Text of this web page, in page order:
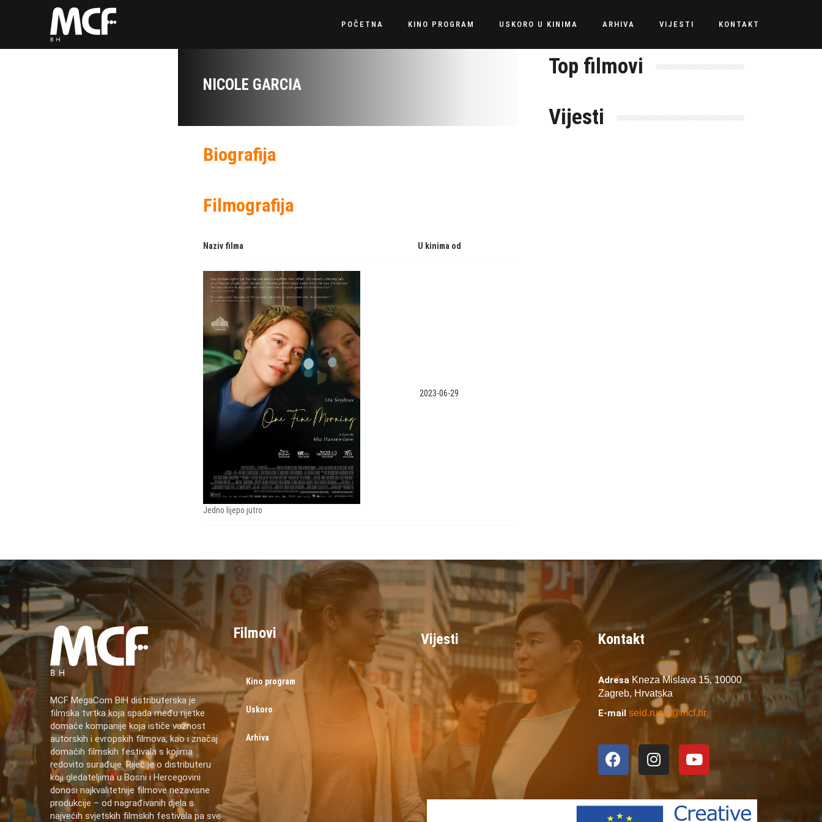
POČETNA KINO PROGRAM USKORO U KINIMA ARHIVA VIJESTI KONTAKT
NICOLE GARCIA
Biografija
Filmografija
Naziv filma U kinima od
Jedno lijepo jutro
2023-06-29
Top filmovi
Vijesti
MCF MegaCom BiH distributerska je
filmska tvrtka koja spada među rijetke
domaće kompanije koja ističe važnost
autorskih i evropskih filmova, kao i značaj
domaćih filmskih festivala s kojima
redovito surađuje. Riječ je o distributeru
koji gledateljima u Bosni i Hercegovini
donosi najkvalitetnije filmove nezavisne
produkcije – od nagrađivanih djela s
najvećih svjetskih filmskih festivala pa sve
Filmovi
Kino program
Uskoro
Arhiva
Vijesti Kontakt
Adresa Kneza Mislava 15,10000
Zagreb, Hrvatska
E-mail seid.ruzic@mcf.hr